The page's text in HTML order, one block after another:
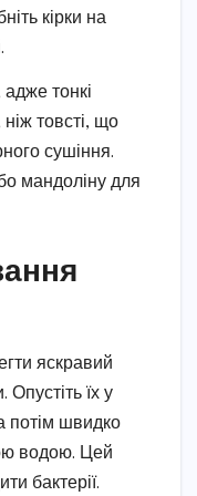
кірки на
тонкі
товсті, що
сушіння.
мандоліну для
яскравий
їх у
потім швидко
водою. Цей
бактерії.